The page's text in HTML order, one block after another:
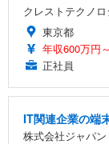
クレストテクノ
東京都
年収600万円
正社員
IT関連企業の端
株式会社ジャパ